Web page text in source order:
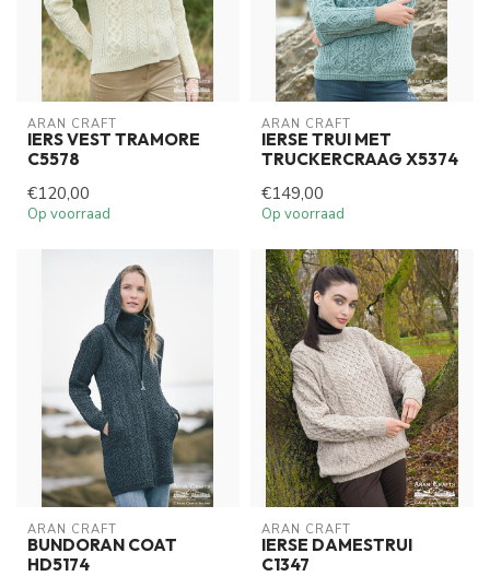
ARAN CRAFT
IERS VEST TRAMORE
C5578
€120,00
Op voorraad
ARAN CRAFT
IERSE TRUI MET
TRUCKERCRAAG X5374
€149,00
Op voorraad
ARAN CRAFT
BUNDORAN COAT
HD5174
ARAN CRAFT
IERSE DAMESTRUI
C1347